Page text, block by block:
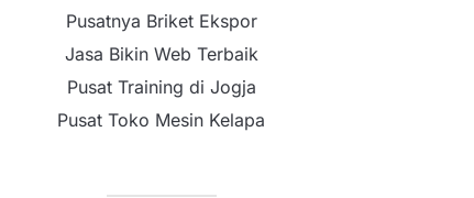
Pusatnya Briket Ekspor
Jasa Bikin Web Terbaik
Pusat Training di Jogja
Pusat Toko Mesin Kelapa